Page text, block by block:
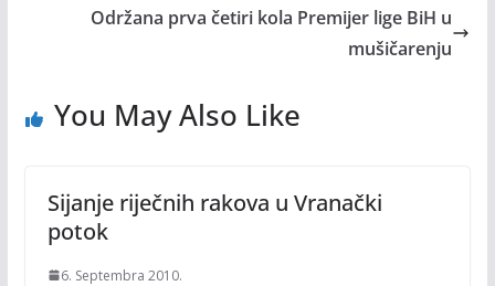
Održana prva četiri kola Premijer lige BiH u
mušičarenju
You May Also Like
Sijanje riječnih rakova u Vranački
potok
6. Septembra 2010.